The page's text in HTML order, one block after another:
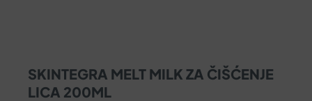
SKINTEGRA MELT MILK ZA ČIŠĆENJE
LICA 200ML